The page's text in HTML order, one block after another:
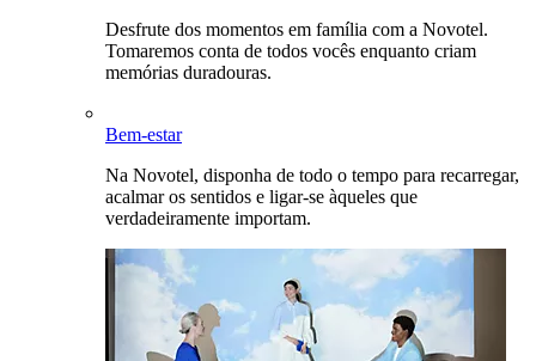
Desfrute dos momentos em família com a Novotel.
Tomaremos conta de todos vocês enquanto criam
memórias duradouras.
Bem-estar
Na Novotel, disponha de todo o tempo para recarregar,
acalmar os sentidos e ligar-se àqueles que
verdadeiramente importam.